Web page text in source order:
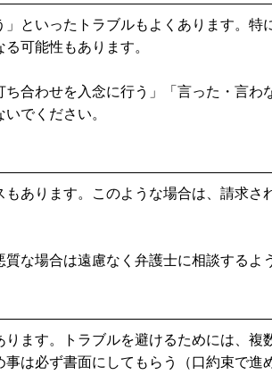
といったトラブルもよくあります。特
可能性もあります。
合わせを入念に行う」「言った・言わ
でください。
あります。このような場合は、請求さ
な場合は遠慮なく弁護士に相談するよ
ます。トラブルを避けるためには、複
は必ず書面にしてもらう（口約束で進